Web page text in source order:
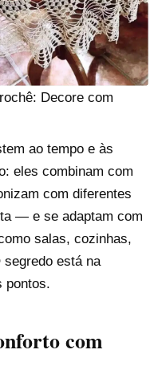
Decore com
ao tempo e às
eles combinam com
com diferentes
— e se adaptam com
salas, cozinhas,
está na
pontos.
com